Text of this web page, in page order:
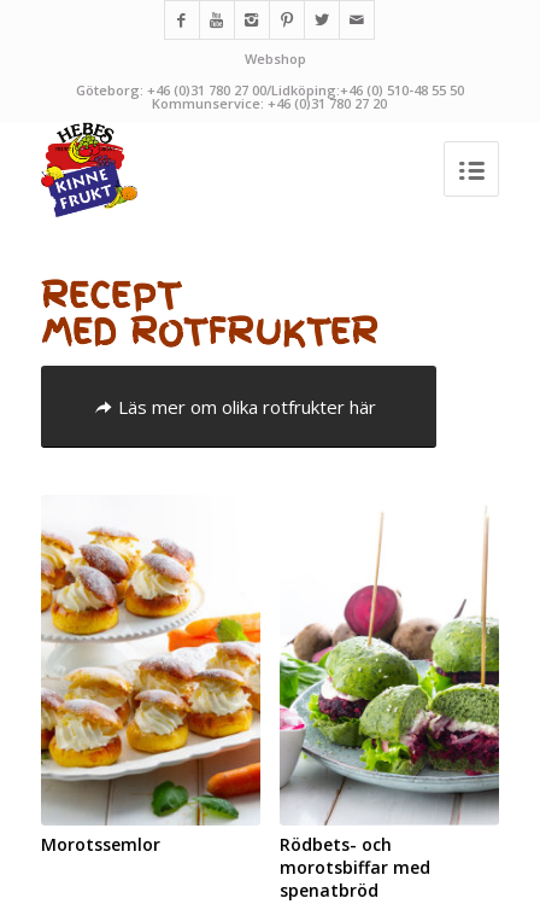
Webshop
Göteborg: +46 (0)31 780 27 00/Lidköping:+46 (0) 510-48 55 50
Kommunservice: +46 (0)31 780 27 20
RECEPT
MED ROTFRUKTER
Läs mer om olika rotfrukter här
Morotssemlor
Rödbets- och
morotsbiffar med
spenatbröd